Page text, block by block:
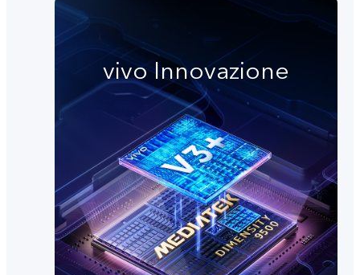
vivo Innovazione